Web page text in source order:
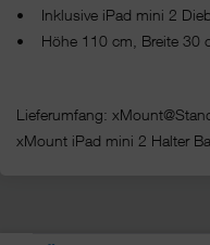
• Inklusive iPad mini 2
• Höhe 110 cm, Breite 30
Lieferumfang:
xMount iPad mini 2 Halter